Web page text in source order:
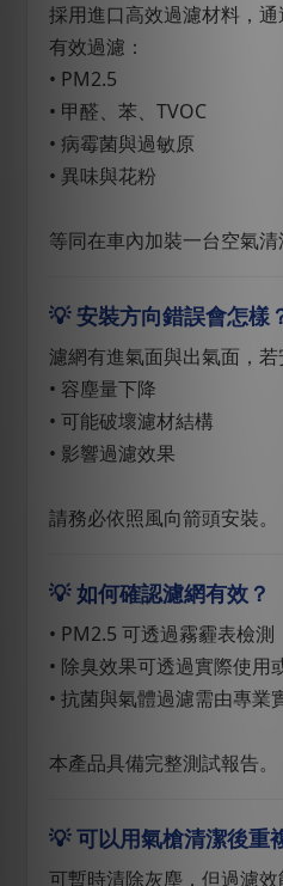
採用進口高效過濾材料，
有效過濾：
• PM2.5
• 甲醛、苯、TVOC
• 病霉菌與過敏原
• 異味與花粉
等同在車內加裝一台空氣清
💡 安裝方向錯誤會怎樣
濾網有進氣面與出氣面，若
• 容塵量下降
• 可能破壞濾材結構
• 影響過濾效果
請務必依照風向箭頭安裝。
💡 如何確認濾網有效？
• PM2.5 可透過霧霾表檢測
• 除臭效果可透過實際使用
• 抗菌與氣體過濾需由專業
本產品具備完整測試報告。
💡 可以用氣槍清潔後重
可暫時清除灰塵，但過濾